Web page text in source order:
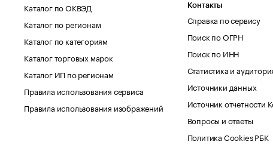
Каталог по ОКВЭД
Каталог по регионам
Каталог по категориям
Каталог торговых марок
Каталог ИП по регионам
Правила использования сервиса
Правила использования изображений
Контакты
Справка по сервису
Поиск по ОГРН
Поиск по ИНН
Статистика и
Источники данных
Источник отчетности
Вопросы и ответы
Политика Cookies РБК